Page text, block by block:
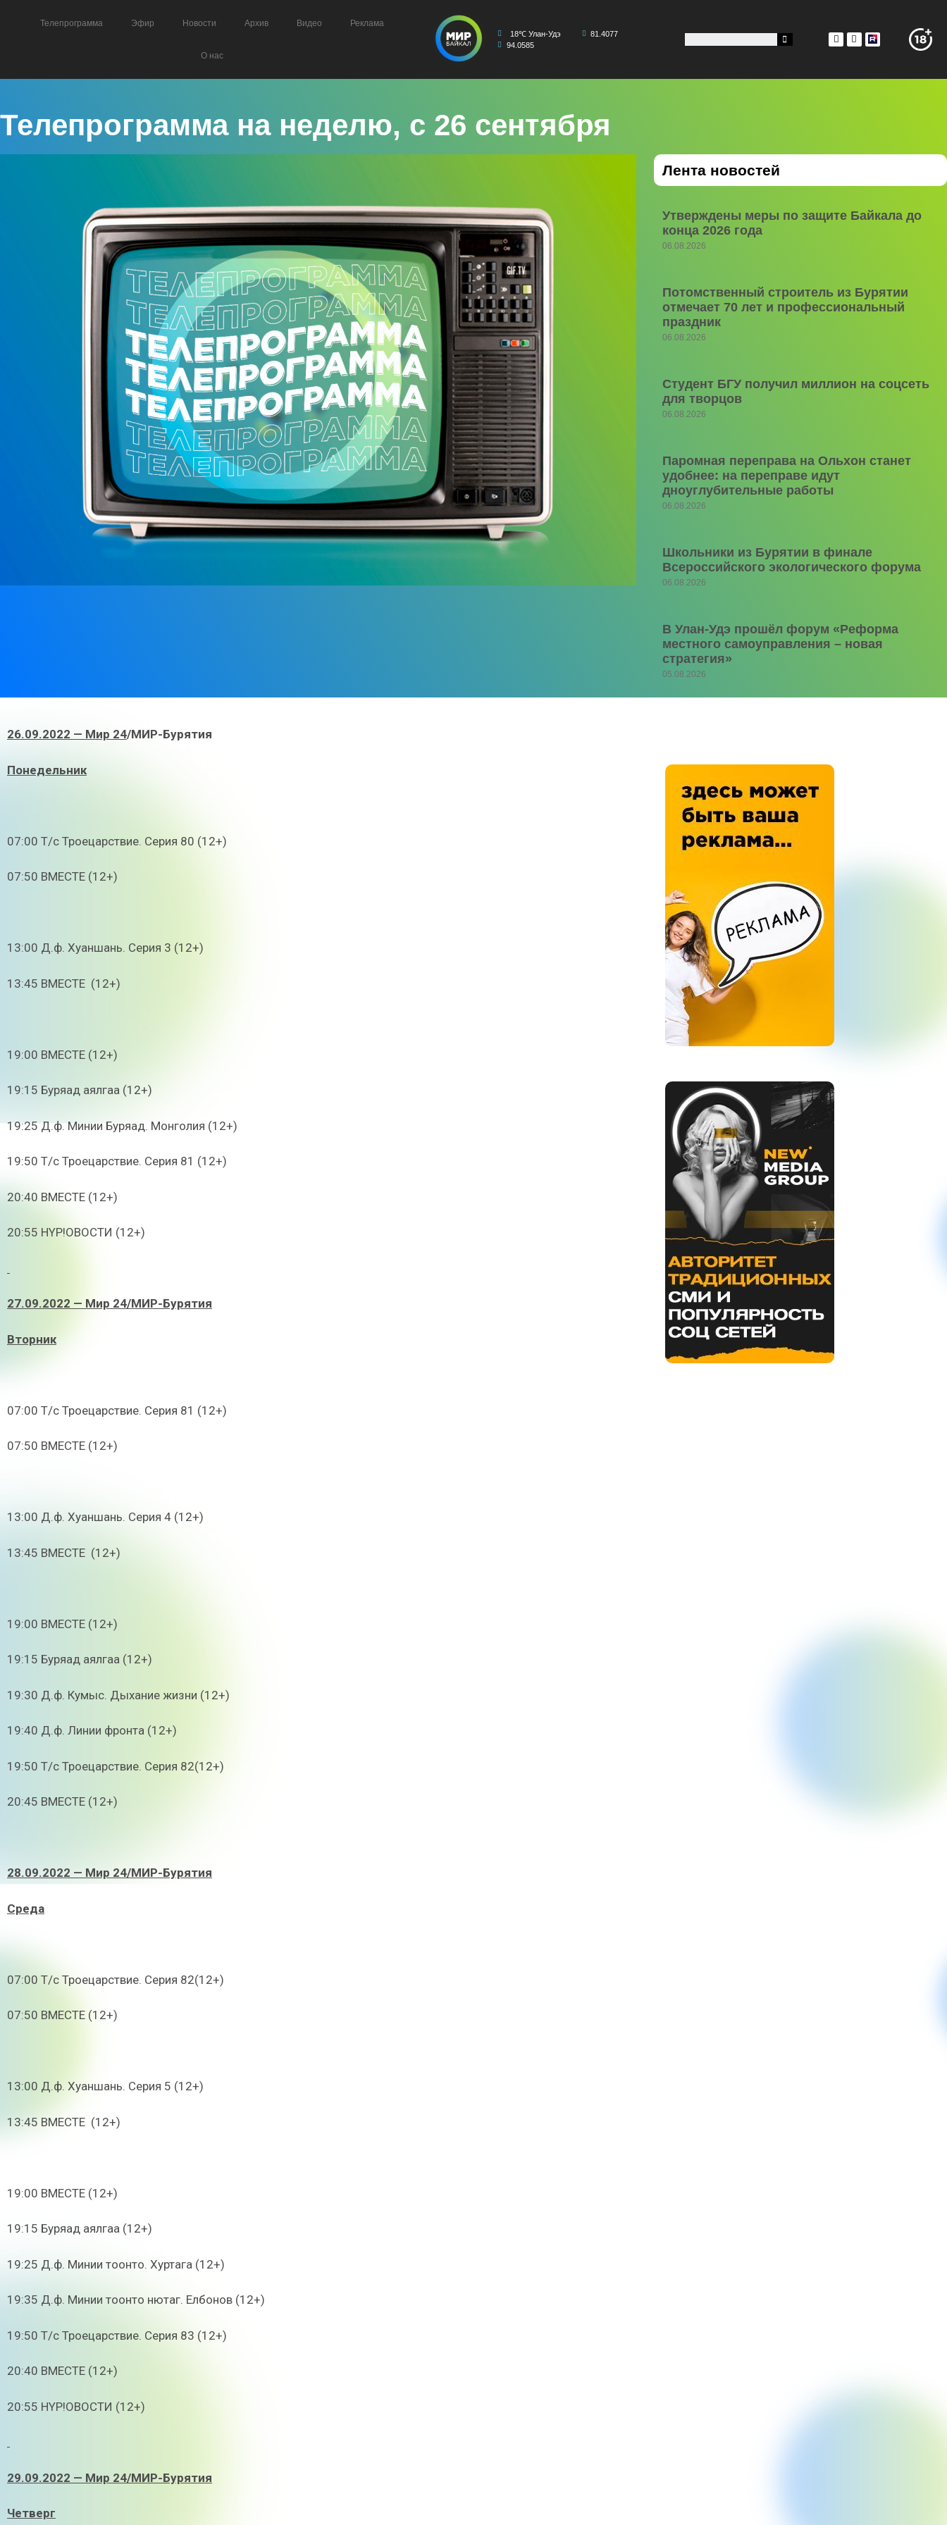
Телепрограмма Эфир Новости Архив Видео Реклама
О нас
18℃ Улан-Удэ
81.4077
94.0585
Телепрограмма на неделю, с 26 сентября
Лента новостей
Утверждены меры по защите Байкала до
конца 2026 года
06.08.2026
Потомственный строитель из Бурятии
отмечает 70 лет и профессиональный
праздник
06.08.2026
Студент БГУ получил миллион на соцсеть
для творцов
06.08.2026
Паромная переправа на Ольхон станет
удобнее: на переправе идут
дноуглубительные работы
06.08.2026
Школьники из Бурятии в финале
Всероссийского экологического форума
06.08.2026
В Улан-Удэ прошёл форум «Реформа
местного самоуправления – новая
стратегия»
05.08.2026
26.09.2022 — Мир 24/МИР-Бурятия
Понедельник
07:00 Т/с Троецарствие. Серия 80 (12+)
07:50 ВМЕСТЕ (12+)
13:00 Д.ф. Хуаншань. Серия 3 (12+)
13:45 ВМЕСТЕ (12+)
19:00 ВМЕСТЕ (12+)
19:15 Буряад аялгаа (12+)
19:25 Д.ф. Минии Буряад. Монголия (12+)
19:50 Т/с Троецарствие. Серия 81 (12+)
20:40 ВМЕСТЕ (12+)
20:55 HYP!ОВОСТИ (12+)
27.09.2022 — Мир 24/МИР-Бурятия
Вторник
07:00 Т/с Троецарствие. Серия 81 (12+)
07:50 ВМЕСТЕ (12+)
13:00 Д.ф. Хуаншань. Серия 4 (12+)
13:45 ВМЕСТЕ (12+)
19:00 ВМЕСТЕ (12+)
19:15 Буряад аялгаа (12+)
19:30 Д.ф. Кумыс. Дыхание жизни (12+)
19:40 Д.ф. Линии фронта (12+)
19:50 Т/с Троецарствие. Серия 82(12+)
20:45 ВМЕСТЕ (12+)
28.09.2022 — Мир 24/МИР-Бурятия
Среда
07:00 Т/с Троецарствие. Серия 82(12+)
07:50 ВМЕСТЕ (12+)
13:00 Д.ф. Хуаншань. Серия 5 (12+)
13:45 ВМЕСТЕ (12+)
19:00 ВМЕСТЕ (12+)
19:15 Буряад аялгаа (12+)
19:25 Д.ф. Минии тоонто. Хуртага (12+)
19:35 Д.ф. Минии тоонто нютаг. Елбонов (12+)
19:50 Т/с Троецарствие. Серия 83 (12+)
20:40 ВМЕСТЕ (12+)
20:55 HYP!ОВОСТИ (12+)
29.09.2022 — Мир 24/МИР-Бурятия
Четверг